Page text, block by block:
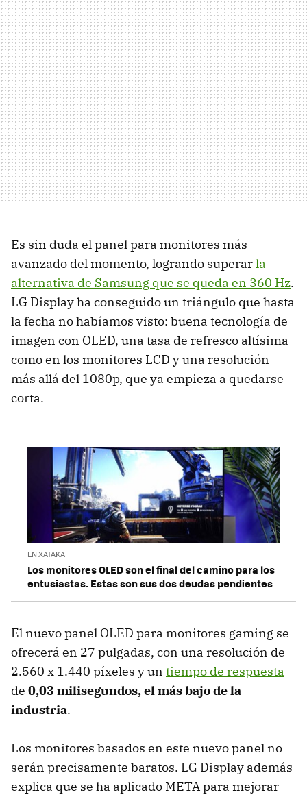
Es sin duda el panel para monitores más
avanzado del momento, logrando superarla
alternativa de Samsung que se queda en 360 Hz.
LG Display ha conseguido un triángulo que hasta
la fecha no habíamos visto: buena tecnología de
imagen con OLED, una tasa de refresco altísima
como en los monitores LCD y una resolución
más allá del 1080p, que ya empieza a quedarse
corta.
EN XATAKA
Los monitores OLED son el final del camino para los
entusiastas. Estas son sus dos deudas pendientes
El nuevo panel OLED para monitores gaming se
ofrecerá en 27 pulgadas, con una resolución de
2.560 x 1.440 píxeles y un tiempo de respuesta
de 0,03 milisegundos, el más bajo de la
industria.
Los monitores basados en este nuevo panel no
serán precisamente baratos. LG Display además
explica que se ha aplicado META para mejorar